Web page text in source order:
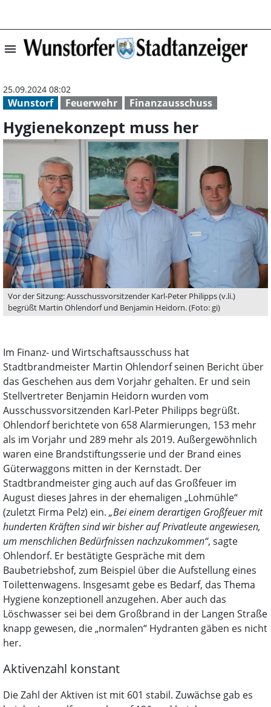
menu
Wunstorf Feuerwehr Finanzausschuss
25.09.2024 08:02
Hygienekonzept muss her
Vor der Sitzung: Ausschussvorsitzender Karl-Peter Philipps (v.li.)
begrüßt Martin Ohlendorf und Benjamin Heidorn. (Foto: gi)
Im Finanz- und Wirtschaftsausschuss hat
Stadtbrandmeister Martin Ohlendorf seinen Bericht über
das Geschehen aus dem Vorjahr gehalten. Er und sein
Stellvertreter Benjamin Heidorn wurden vom
Ausschussvorsitzenden Karl-Peter Philipps begrüßt.
Ohlendorf berichtete von 658 Alarmierungen, 153 mehr
als im Vorjahr und 289 mehr als 2019. Außergewöhnlich
waren eine Brandstiftungsserie und der Brand eines
Güterwaggons mitten in der Kernstadt. Der
Stadtbrandmeister ging auch auf das Großfeuer im
August dieses Jahres in der ehemaligen „Lohmühle“
(zuletzt Firma Pelz) ein. „Bei einem derartigen Großfeuer mit
hunderten Kräften sind wir bisher auf Privatleute angewiesen,
um menschlichen Bedürfnissen nachzukommen“, sagte
Ohlendorf. Er bestätigte Gespräche mit dem
Baubetriebshof, zum Beispiel über die Aufstellung eines
Toilettenwagens. Insgesamt gebe es Bedarf, das Thema
Hygiene konzeptionell anzugehen. Aber auch das
Löschwasser sei bei dem Großbrand in der Langen Straße
knapp gewesen, die „normalen“ Hydranten gäben es nicht
her.
Aktivenzahl konstant
Die Zahl der Aktiven ist mit 601 stabil. Zuwächse gab es